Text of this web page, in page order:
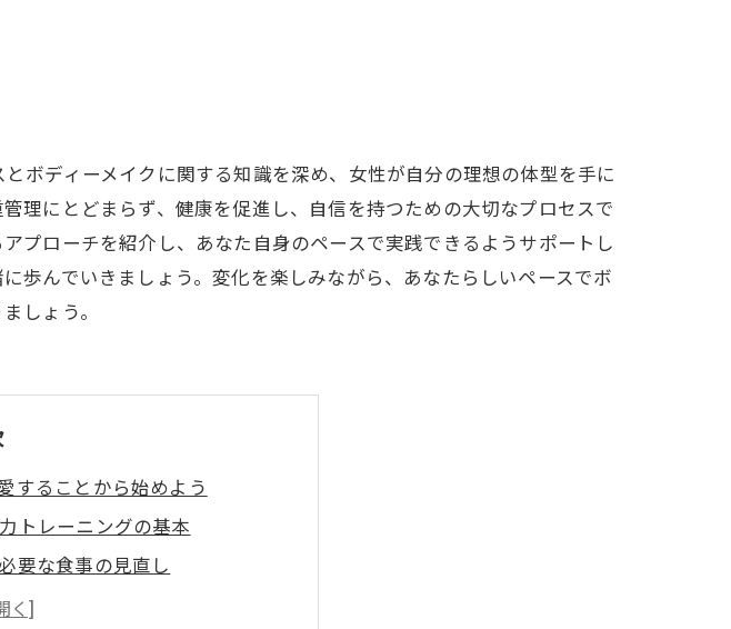
ボディーメイクに関する知識を深め、女性が自分の理想の体型を手に
理にとどまらず、健康を促進し、自信を持つための大切なプロセスで
プローチを紹介し、あなた自身のペースで実践できるようサポートし
歩んでいきましょう。変化を楽しみながら、あなたらしいペースでボ
しょう。
することから始めよう
トレーニングの基本
要な食事の見直し
のバランスを整える